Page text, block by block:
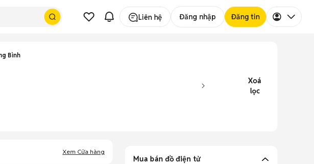
Liên hệ Đăng nhập Đăng tin
Bình
Xoá
lọc
Xem Cửa hàng
Mua bán đồ điện tử